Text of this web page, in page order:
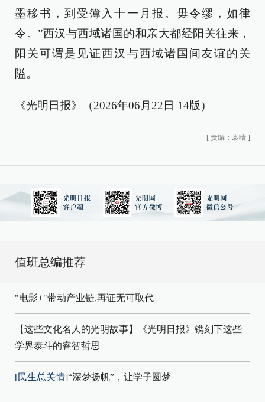
墨移书，到受簿入十一月报。毋令缪，如律
令。”西汉与西域诸国的和亲大都经阳关往来，
阳关可谓是见证西汉与西域诸国间友谊的关
隘。
《光明日报》（2026年06月22日 14版）
[ 责编：袁晴 ]
值班总编推荐
"电影+"带动产业链,再证无可取代
【这些文化名人的光明故事】《光明日报》镌刻下这些
学界泰斗的睿智哲思
[民生总关情]“深梦扬帆”，让学子圆梦